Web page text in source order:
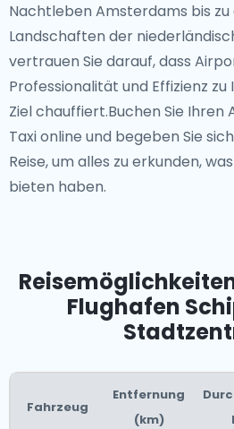
Nachtleben Amsterdams bis zu
Landschaften der
vertrauen Sie darauf, dass
Professionalität und Effizienz
Ziel chauffiert.Buchen Sie
Taxi online und begeben Sie
Reise, um alles zu erkunden,
bieten haben.
Flughafen
Fahrzeug
Entfernung
(km)